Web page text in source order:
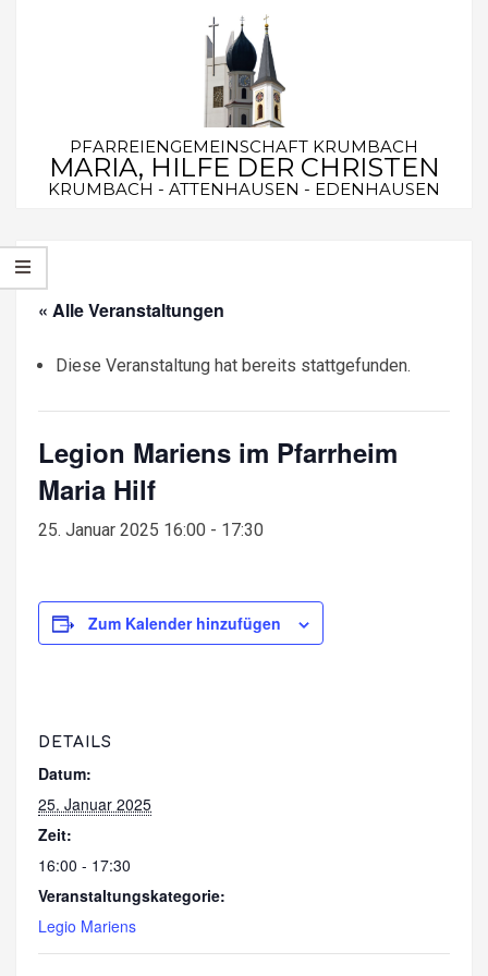
PFARREIENGEMEINSCHAFT KRUMBACH
MARIA, HILFE DER CHRISTEN
KRUMBACH - ATTENHAUSEN - EDENHAUSEN
Navigation
Menu
« Alle Veranstaltungen
Diese Veranstaltung hat bereits stattgefunden.
Legion Mariens im Pfarrheim
Maria Hilf
25. Januar 2025 16:00 - 17:30
Zum Kalender hinzufügen
DETAILS
Datum:
25. Januar 2025
Zeit:
16:00 - 17:30
Veranstaltungskategorie:
Legio Mariens